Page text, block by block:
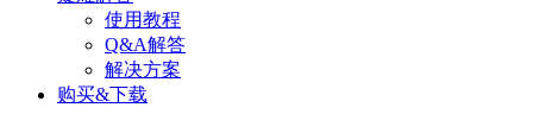
使用教程
Q&A解答
解决方案
购买&下载